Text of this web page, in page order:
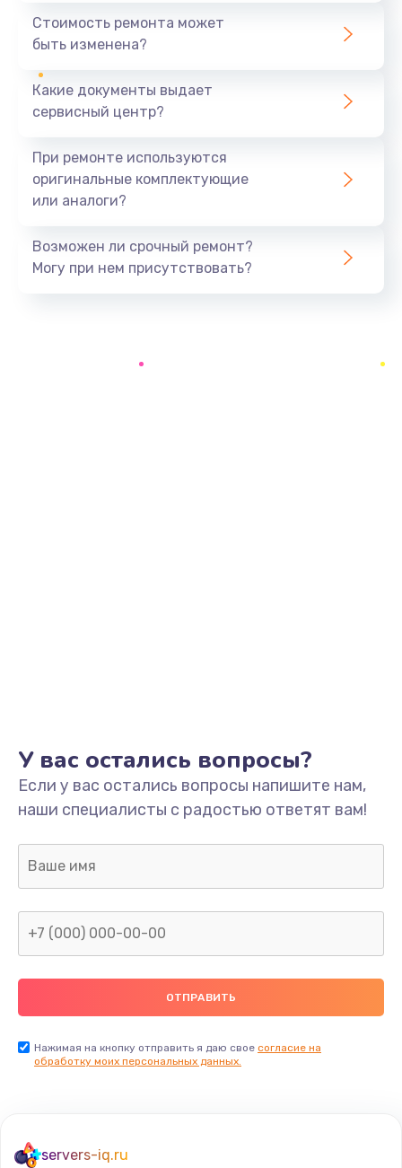
1440 руб.
Ремонт южного моста
Замена батарейки BIOS
Заказать
Замена/Pемонт карбюратора
1300 руб.
Заказать
Ремонт капиллярной трубки
400 руб.
Заказать
Стоимость ремонта может
быть изменена?
Какие документы выдает
сервисный центр?
При ремонте используются
оригинальные комплектующие
или аналоги?
Возможен ли срочный ремонт?
Могу при нем присутствовать?
У вас остались вопросы?
Если у вас остались вопросы напишите нам,
наши специалисты с радостью ответят вам!
Нажимая на кнопку отправить я даю свое согласие на
обработку моих персональных данных.
servers-iq.ru